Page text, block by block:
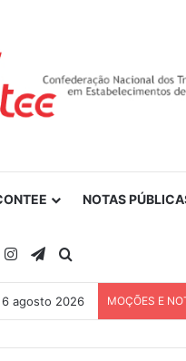
NOTAS
YouTubeInstagramTelegram
agosto 2026 MOÇÕES E